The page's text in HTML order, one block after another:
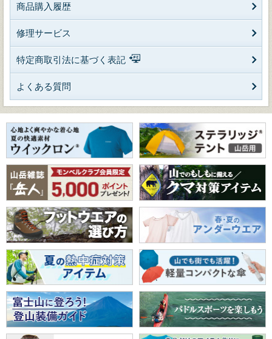
商品購入履歴
修理サービス
特定商取引法に基づく表記
よくある質問